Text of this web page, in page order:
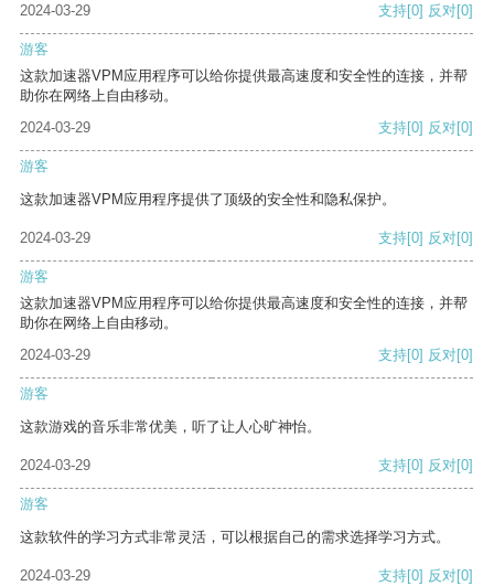
2024-03-29
支持[0] 反对[0]
游客
这款加速器VPM应用程序可以给你提供最高速度和安全性的连接，并帮
助你在网络上自由移动。
2024-03-29
支持[0] 反对[0]
游客
这款加速器VPM应用程序提供了顶级的安全性和隐私保护。
2024-03-29 支持[0] 反对[0]
游客
这款加速器VPM应用程序可以给你提供最高速度和安全性的连接，并帮
助你在网络上自由移动。
2024-03-29
支持[0] 反对[0]
游客
这款游戏的音乐非常优美，听了让人心旷神怡。
2024-03-29 支持[0] 反对[0]
游客
这款软件的学习方式非常灵活，可以根据自己的需求选择学习方式。
2024-03-29 支持[0] 反对[0]